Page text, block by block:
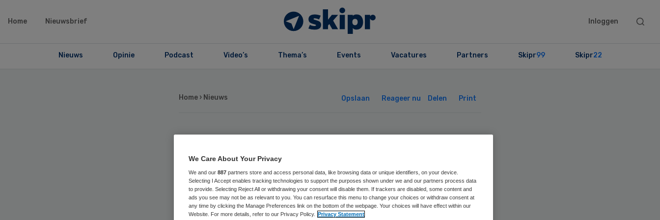
Home Nieuwsbrief Inloggen
Search
Nieuws Opinie Podcast Video’s Thema’s Events Vacatures Partners Skipr99 Skipr22
Home › Nieuws Opslaan Reageer nu Delen Print
Achterhoekse
opleiding tot GZ-
psycholoog van start
We Care About Your Privacy
We and our 887 partners store and access personal data, like browsing data or unique identifiers, on your device.
Selecting I Accept enables tracking technologies to support the purposes shown under we and our partners process data
to provide. Selecting Reject All or withdrawing your consent will disable them. If trackers are disabled, some content and
ads you see may not be as relevant to you. You can resurface this menu to change your choices or withdraw consent at
any time by clicking the Manage Preferences link on the bottom of the webpage. Your choices will have effect within our
Website. For more details, refer to our Privacy Policy. Privacy Statement